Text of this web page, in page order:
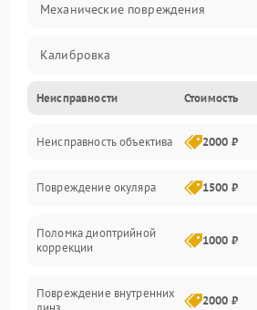
Механические повреждения
Калибровка
Механика
Электропитание
Электроника
Аксессуары
Неисправности Стоимость
Неисправность объектива 2000 ₽
Повреждение окуляра 1500 ₽
Поломка диоптрийной
коррекции
1000 ₽
Повреждение внутренних
2000 ₽